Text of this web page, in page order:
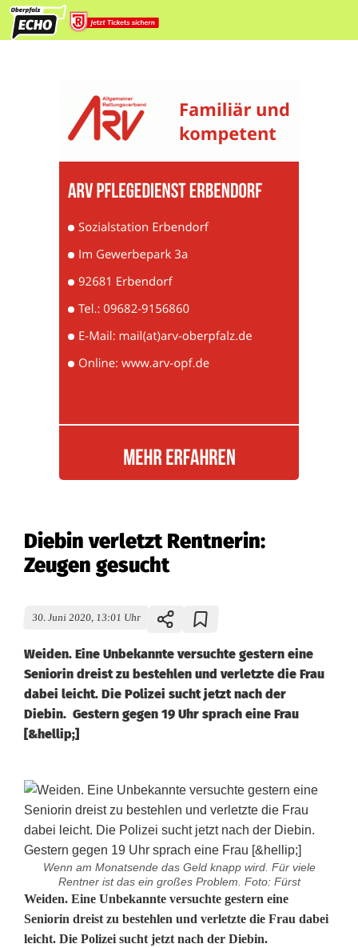
Diebin verletzt Rentnerin:
Zeugen gesucht
30. Juni 2020, 13:01 Uhr
Weiden. Eine Unbekannte versuchte gestern eine
Seniorin dreist zu bestehlen und verletzte die Frau
dabei leicht. Die Polizei sucht jetzt nach der
Diebin. Gestern gegen 19 Uhr sprach eine Frau
[&hellip;]
Wenn am Monatsende das Geld knapp wird. Für viele
Rentner ist das ein großes Problem. Foto: Fürst
D
i
Weiden. Eine Unbekannte versuchte gestern eine
Seniorin dreist zu bestehlen und verletzte die Frau dabei
leicht. Die Polizei sucht jetzt nach der Diebin.